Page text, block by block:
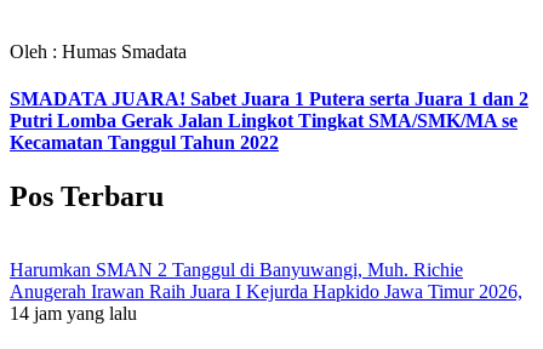
Oleh : Humas Smadata
SMADATA JUARA! Sabet Juara 1 Putera serta Juara 1 dan 2
Putri Lomba Gerak Jalan Lingkot Tingkat SMA/SMK/MA se
Kecamatan Tanggul Tahun 2022
Pos Terbaru
Harumkan SMAN 2 Tanggul di Banyuwangi, Muh. Richie
Anugerah Irawan Raih Juara I Kejurda Hapkido Jawa Timur 2026,
14 jam yang lalu